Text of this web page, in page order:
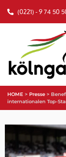
(0221) - 9 74 50
HOME > Presse >
internationalen Top-